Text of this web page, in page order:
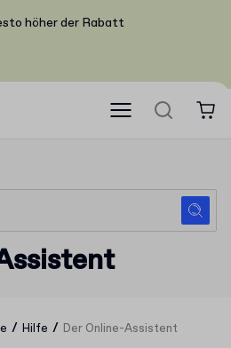
höher der Rabatt
/ Hilfe / Der Online-Assistent